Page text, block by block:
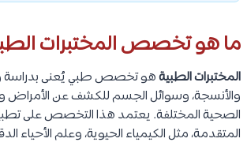
ما هو تخصص المختبرات
المختبرات الطبيةهو تخصص طبي يُعنى بدراسة
والأنسجة، وسوائل الجسم للكشف عن الأمراض
الصحية المختلفة. يعتمد هذا التخصص على
المتقدمة، مثل الكيمياء الحيوية، وعلم الأحياء